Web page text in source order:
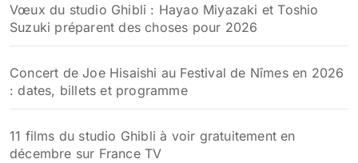
Vœux du studio Ghibli : Hayao Miyazaki et Toshio
Suzuki préparent des choses pour 2026
Concert de Joe Hisaishi au Festival de Nîmes en 2026
: dates, billets et programme
11 films du studio Ghibli à voir gratuitement en
décembre sur France TV